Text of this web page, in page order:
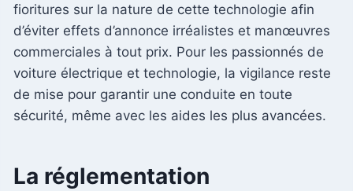
fioritures sur la nature de cette technologie afin
d’éviter effets d’annonce irréalistes et manœuvres
commerciales à tout prix. Pour les passionnés de
voiture électrique et technologie, la vigilance reste
de mise pour garantir une conduite en toute
sécurité, même avec les aides les plus avancées.
La réglementation